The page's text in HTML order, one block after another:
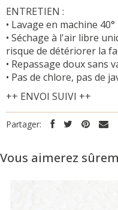
ENTRETIEN :
• Lavage en machine
• Séchage à l'air libre
risque de détériorer la
• Repassage doux sans
• Pas de chlore, pas de
++ ENVOI SUIVI ++
Partager:
Vous aimerez